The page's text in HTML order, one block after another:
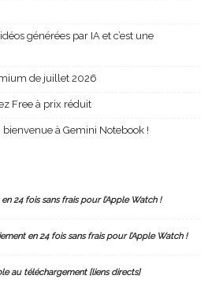
générées par IA et c’est une
de juillet 2026
Free à prix réduit
à Gemini Notebook !
24 fois sans frais pour l’Apple Watch !
en 24 fois sans frais pour l’Apple Watch !
au téléchargement [liens directs]